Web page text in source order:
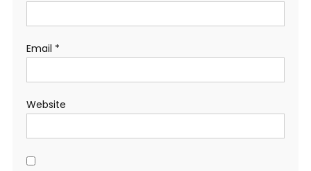
Email *
Website